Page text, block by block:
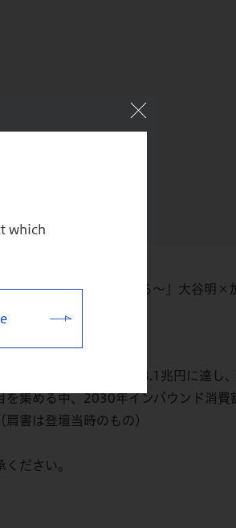
which
業へ・その可能性を探る～」大谷明×
最高を更新、消費額も8.1兆円に達し
集める中、2030年インバウンド消費
書は登壇当時のもの）
ださい。